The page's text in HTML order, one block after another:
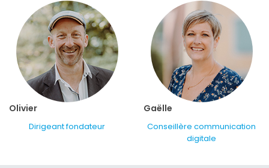
Olivier
Dirigeant fondateur
Gaëlle
Conseillère communication
digitale